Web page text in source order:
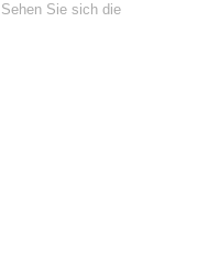
Sehen Sie sich die